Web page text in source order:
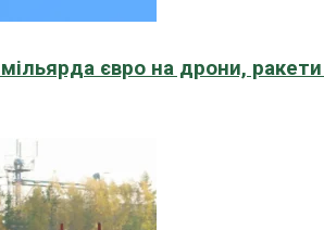
мільярда євро на дрони,